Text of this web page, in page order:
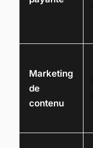
Marketing
de
contenu